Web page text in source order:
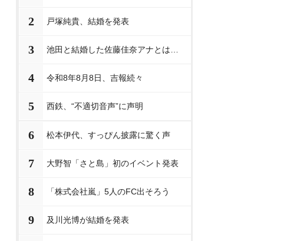
2 戸塚純貴、結婚を発表
3 池田と結婚した佐藤佳奈アナとは…
4 令和8年8月8日、吉報続々
5 西鉄、“不適切音声”に声明
6 松本伊代、すっぴん披露に驚く声
7 大野智「さと島」初のイベント発表
8 「株式会社嵐」5人のFC出そろう
9 及川光博が結婚を発表